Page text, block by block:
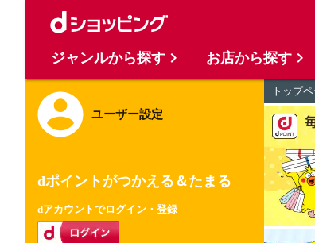
ユーザー設定
dポイントがつかえる＆たまる
dアカウントでログイン・登録
トップ
ジャンルから探す お店から探す